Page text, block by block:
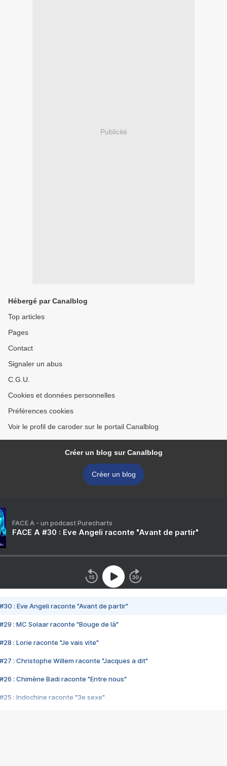
Publicité
Hébergé par Canalblog
Top articles
Pages
Contact
Signaler un abus
C.G.U.
Cookies et données personnelles
Préférences cookies
Voir le profil de caroder sur le portail Canalblog
Créer un blog sur Canalblog
Créer un blog
FACE A - un podcast Purecharts
FACE A #30 : Eve Angeli raconte "Avant de partir"
#30 : Eve Angeli raconte "Avant de partir"
#29 : MC Solaar raconte "Bouge de là"
#28 : Lorie raconte "Je vais vite"
#27 : Christophe Willem raconte "Jacques a dit"
#26 : Chimène Badi raconte "Entre nous"
#25 : Indochine raconte "3e sexe"